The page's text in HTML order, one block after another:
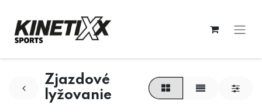
Zjazdové
lyžovanie